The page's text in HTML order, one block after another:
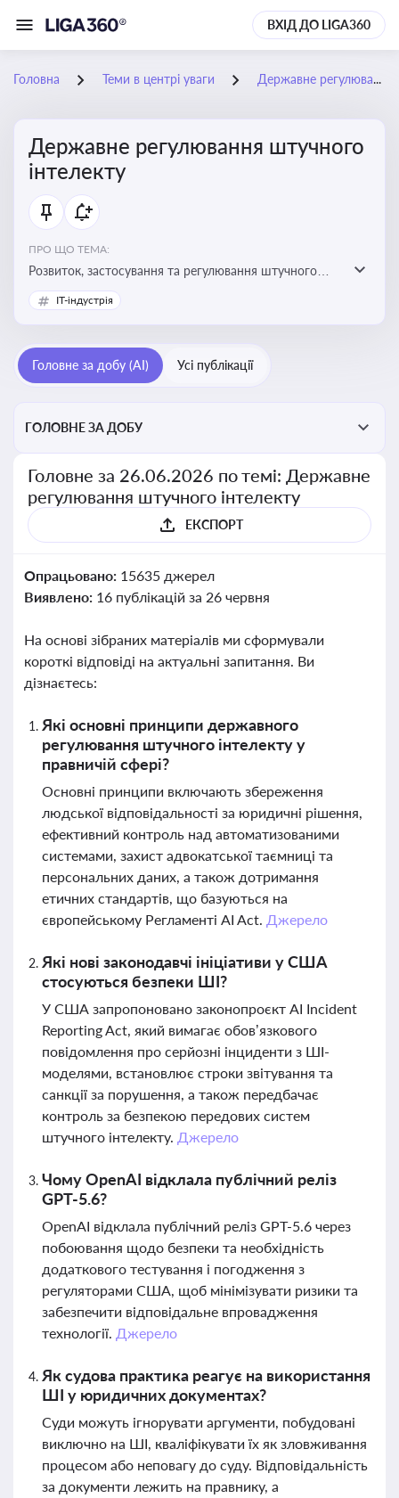
ВХІД ДО LIGA360
Головна Теми в центрі уваги Державне регулювання штучного інтелекту
Державне регулювання штучного
інтелекту
ПРО ЩО ТЕМА:
Розвиток, застосування та регулювання штучного
інтелекту в різних сферах — від управління бізнесом
до державного сектора
IT-індустрія
Головне за добу (AI) Усі публікації
ГОЛОВНЕ ЗА ДОБУ
Головне за 26.06.2026 по темі: Державне
регулювання штучного інтелекту
ЕКСПОРТ
Опрацьовано: 15635 джерел
Виявлено: 16 публікацій за 26 червня
На основі зібраних матеріалів ми сформували
короткі відповіді на актуальні запитання. Ви
дізнаєтесь:
Які основні принципи державного
регулювання штучного інтелекту у
правничій сфері?
Основні принципи включають збереження
людської відповідальності за юридичні рішення,
ефективний контроль над автоматизованими
системами, захист адвокатської таємниці та
персональних даних, а також дотримання
етичних стандартів, що базуються на
європейському Регламенті AI Act. Джерело
Які нові законодавчі ініціативи у США
стосуються безпеки ШІ?
У США запропоновано законопроєкт AI Incident
Reporting Act, який вимагає обов’язкового
повідомлення про серйозні інциденти з ШІ-
моделями, встановлює строки звітування та
санкції за порушення, а також передбачає
контроль за безпекою передових систем
штучного інтелекту. Джерело
Чому OpenAI відклала публічний реліз
GPT-5.6?
OpenAI відклала публічний реліз GPT-5.6 через
побоювання щодо безпеки та необхідність
додаткового тестування і погодження з
регуляторами США, щоб мінімізувати ризики та
забезпечити відповідальне впровадження
технології. Джерело
Як судова практика реагує на використання
ШІ у юридичних документах?
Суди можуть ігнорувати аргументи, побудовані
виключно на ШІ, кваліфікувати їх як зловживання
процесом або неповагу до суду. Відповідальність
за документи лежить на правнику, а